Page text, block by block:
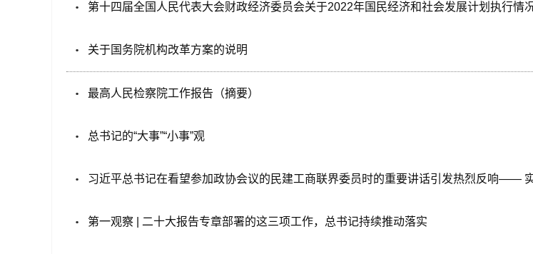
第十四届全国人民代表大会财政经济委员会关于2022年国民经济和社会发展计划执行
关于国务院机构改革方案的说明
最高人民检察院工作报告（摘要）
总书记的“大事”“小事”观
习近平总书记在看望参加政协会议的民建工商联界委员时的重要讲话引发热烈反响——
第一观察 | 二十大报告专章部署的这三项工作，总书记持续推动落实